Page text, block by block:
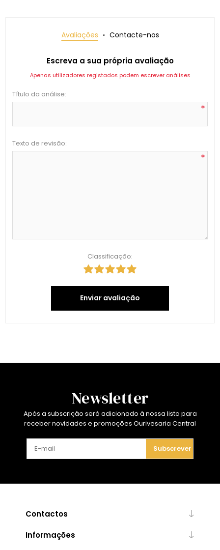
Avaliações Contacte-nos
Escreva a sua própria avaliação
Apenas utilizadores registados podem escrever análises
Título da análise:
*
Texto de revisão:
*
Classificação:
Enviar avaliação
Newsletter
Após a subscrição será adicionado à nossa lista para
receber novidades e promoções Ourivesaria Central
Subscrever
Contactos
Informações